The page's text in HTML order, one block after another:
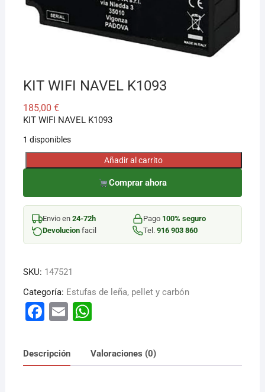
KIT WIFI NAVEL K1093
185,00 €
KIT WIFI NAVEL K1093
1 disponibles
KIT
NAVEL
K1093
cantidad
Añadir al carrito
Comprar ahora
Envio en 24-72h Pago 100% seguro
Devolucionfacil Tel. 916 903 860
SKU: 147521
Categoría: Estufas de leña, pellet y carbón
F
c
e
E
ai
l
W
at
s
Descripción Valoraciones (0)
¡Hola! Soy el asesor virtual de Ferretería El Arroyo.
Cuéntame qué necesitas y te ayudo a encontrarlo,